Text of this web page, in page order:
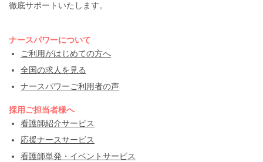
徹底サポートいたします。
ナースパワーについて
ご利用がはじめての方へ
全国の求人を見る
ナースパワーご利用者の声
採用ご担当者様へ
看護師紹介サービス
応援ナースサービス
看護師単発・イベントサービス